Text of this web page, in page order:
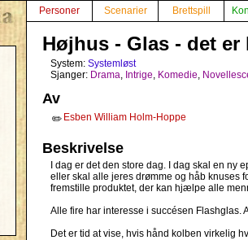
Personer Scenarier Brettspill
Højhus - Glas - det er
System: Systemløst
Sjanger: Drama, Intrige, Komedie,
Av
✏️ Esben William Holm-Hoppe
Beskrivelse
I dag er det den store dag. I dag skal en ny
eller skal alle jeres drømme og håb knuses
fremstille produktet, der kan hjælpe alle
Alle fire har interesse i succésen Flashglas.
Det er tid at vise, hvis hånd kolben virkelig